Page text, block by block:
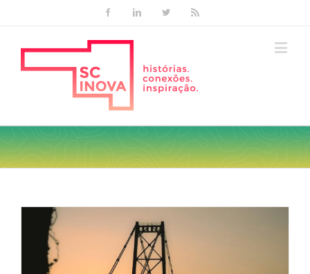
FacebookLinkedinTwitter